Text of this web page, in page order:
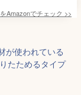
Amazonでチェック >>
が使われている
たためるタイプ